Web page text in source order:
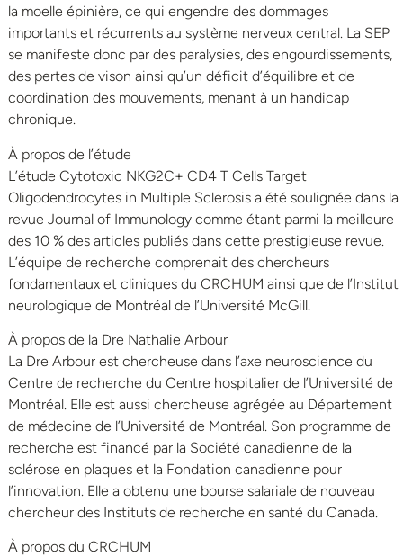
la moelle épinière, ce qui engendre des dommages
importants et récurrents au système nerveux central. La SEP
se manifeste donc par des paralysies, des engourdissements,
des pertes de vison ainsi qu’un déficit d’équilibre et de
coordination des mouvements, menant à un handicap
chronique.
À propos de l’étude
L’étude Cytotoxic NKG2C+ CD4 T Cells Target
Oligodendrocytes in Multiple Sclerosis a été soulignée dans la
revue Journal of Immunology comme étant parmi la meilleure
des 10 % des articles publiés dans cette prestigieuse revue.
L’équipe de recherche comprenait des chercheurs
fondamentaux et cliniques du CRCHUM ainsi que de l’Institut
neurologique de Montréal de l’Université McGill.
À propos de la Dre Nathalie Arbour
La Dre Arbour est chercheuse dans l’axe neuroscience du
Centre de recherche du Centre hospitalier de l’Université de
Montréal. Elle est aussi chercheuse agrégée au Département
de médecine de l’Université de Montréal. Son programme de
recherche est financé par la Société canadienne de la
sclérose en plaques et la Fondation canadienne pour
l’innovation. Elle a obtenu une bourse salariale de nouveau
chercheur des Instituts de recherche en santé du Canada.
À propos du CRCHUM